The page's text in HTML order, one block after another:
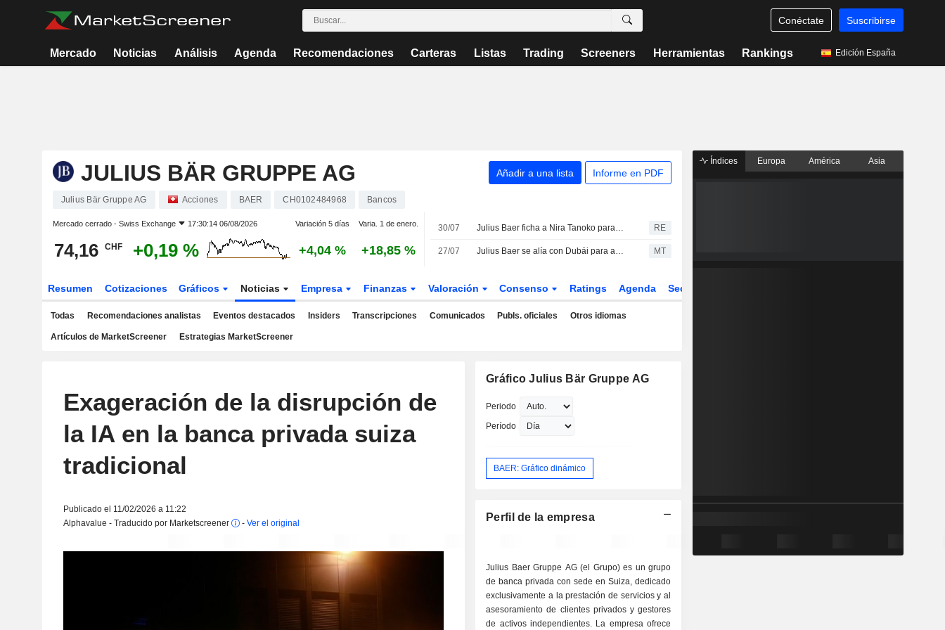
Conéctate Suscribirse
Mercado Noticias Análisis Agenda Recomendaciones Carteras Listas Trading Screeners Herramientas Rankings Edición España
JULIUS BÄR GRUPPE AG Añadir a una lista Informe en PDF
Julius Bär Gruppe AG Acciones BAER CH0102484968 Bancos
Mercado cerrado - Swiss Exchange 17:30:14 06/08/2026 Variación 5 días Varia. 1 de enero.
74,16 CHF +0,19 % +4,04 % +18,85 %
30/07 Julius Baer ficha a Nira Tanoko para impulsar su crecimiento en el sudeste asiático RE
27/07 Julius Baer se alía con Dubái para atraer grandes fortunas internacionales MT
Resumen Cotizaciones Gráficos Noticias Empresa Finanzas Valoración Consenso Ratings Agenda Sector
Todas Recomendaciones analistas Eventos destacados Insiders Transcripciones Comunicados Publs. oficiales Otros idiomas
Artículos de MarketScreener Estrategias MarketScreener
Exageración de la disrupción de
la IA en la banca privada suiza
tradicional
Publicado el 11/02/2026 a 11:22
Alphavalue - Traducido por Marketscreener
- Ver el original
Gráfico Julius Bär Gruppe AG
Periodo
Período
BAER: Gráfico dinámico
Perfil de la empresa
Julius Baer Gruppe AG (el Grupo) es un grupo
de banca privada con sede en Suiza, dedicado
exclusivamente a la prestación de servicios y al
asesoramiento de clientes privados y gestores
de activos independientes. La empresa ofrece
Índices Europa América Asia